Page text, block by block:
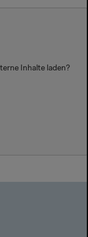
Inhalte laden?